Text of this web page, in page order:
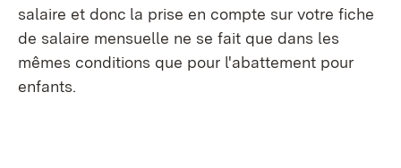
salaire et donc la prise en compte sur votre fiche
de salaire mensuelle ne se fait que dans les
mêmes conditions que pour l'abattement pour
enfants.